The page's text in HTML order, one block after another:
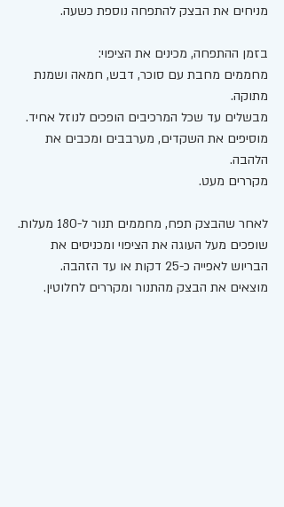
מניחים את הבצק להתפחה נוספת כשעה.
בזמן ההתפחה, מכינים את הציפוי:
מחממים מחבת עם סוכר, דבש, חמאה ושמנת
מתוקה.
מבשלים עד שכל המרכיבים הופכים לנוזל אחיד.
מוסיפים את השקדים, מערבבים ומכבים את
הלהבה.
מקררים מעט.
לאחר שהבצק תפח, מחממים תנור ל-180 מעלות.
שופכים מעל העוגה את הציפוי ומכניסים את
הבריוש לאפייה כ-25 דקות או עד הזהבה.
מוצאים את הבצק מהתנור ומקררים לחלוטין.